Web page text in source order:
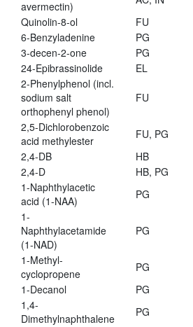
avermectin)
Quinolin-8-ol
FU
6-Benzyladenine
PG
3-decen-2-one
PG
24-Epibrassinolide
EL
2-Phenylphenol (incl.
sodium salt
orthophenyl phenol)
FU
2,5-Dichlorobenzoic
acid methylester
FU, PG
2,4-DB
HB
2,4-D
HB, PG
1-Naphthylacetic
acid (1-NAA)
PG
1-
Naphthylacetamide
(1-NAD)
PG
1-Methyl-
cyclopropene
PG
1-Decanol
PG
1,4-
Dimethylnaphthalene
PG